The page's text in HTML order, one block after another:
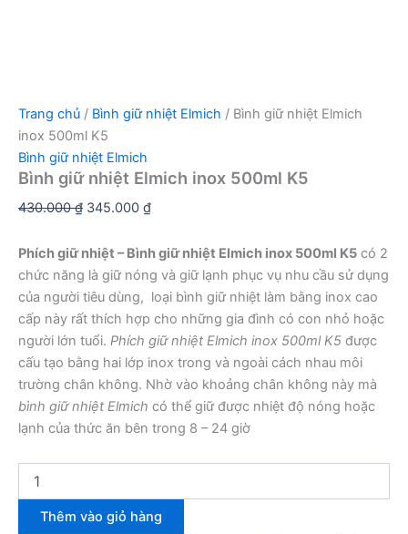
Trang chủ / Bình giữ nhiệt Elmich / Bình giữ nhiệt Elmich
inox 500ml K5
Bình giữ nhiệt Elmich
Bình giữ nhiệt Elmich inox 500ml K5
430.000₫ Giá
là:
430.000 ₫.
345.000 ₫Giá
tại
là:
345.000 ₫.
Phích giữ nhiệt – Bình giữ nhiệt Elmich inox 500ml K5 có 2
chức năng là giữ nóng và giữ lạnh phục vụ nhu cầu sử dụng
của người tiêu dùng, loại bình giữ nhiệt làm bằng inox cao
cấp này rất thích hợp cho những gia đình có con nhỏ hoặc
người lớn tuổi. Phích giữ nhiệt Elmich inox 500ml K5 được
cấu tạo bằng hai lớp inox trong và ngoài cách nhau môi
trường chân không. Nhờ vào khoảng chân không này mà
bình giữ nhiệt Elmich có thể giữ được nhiệt độ nóng hoặc
lạnh của thức ăn bên trong 8 – 24 giờ
Elmich
Thêm vào giỏ hàng